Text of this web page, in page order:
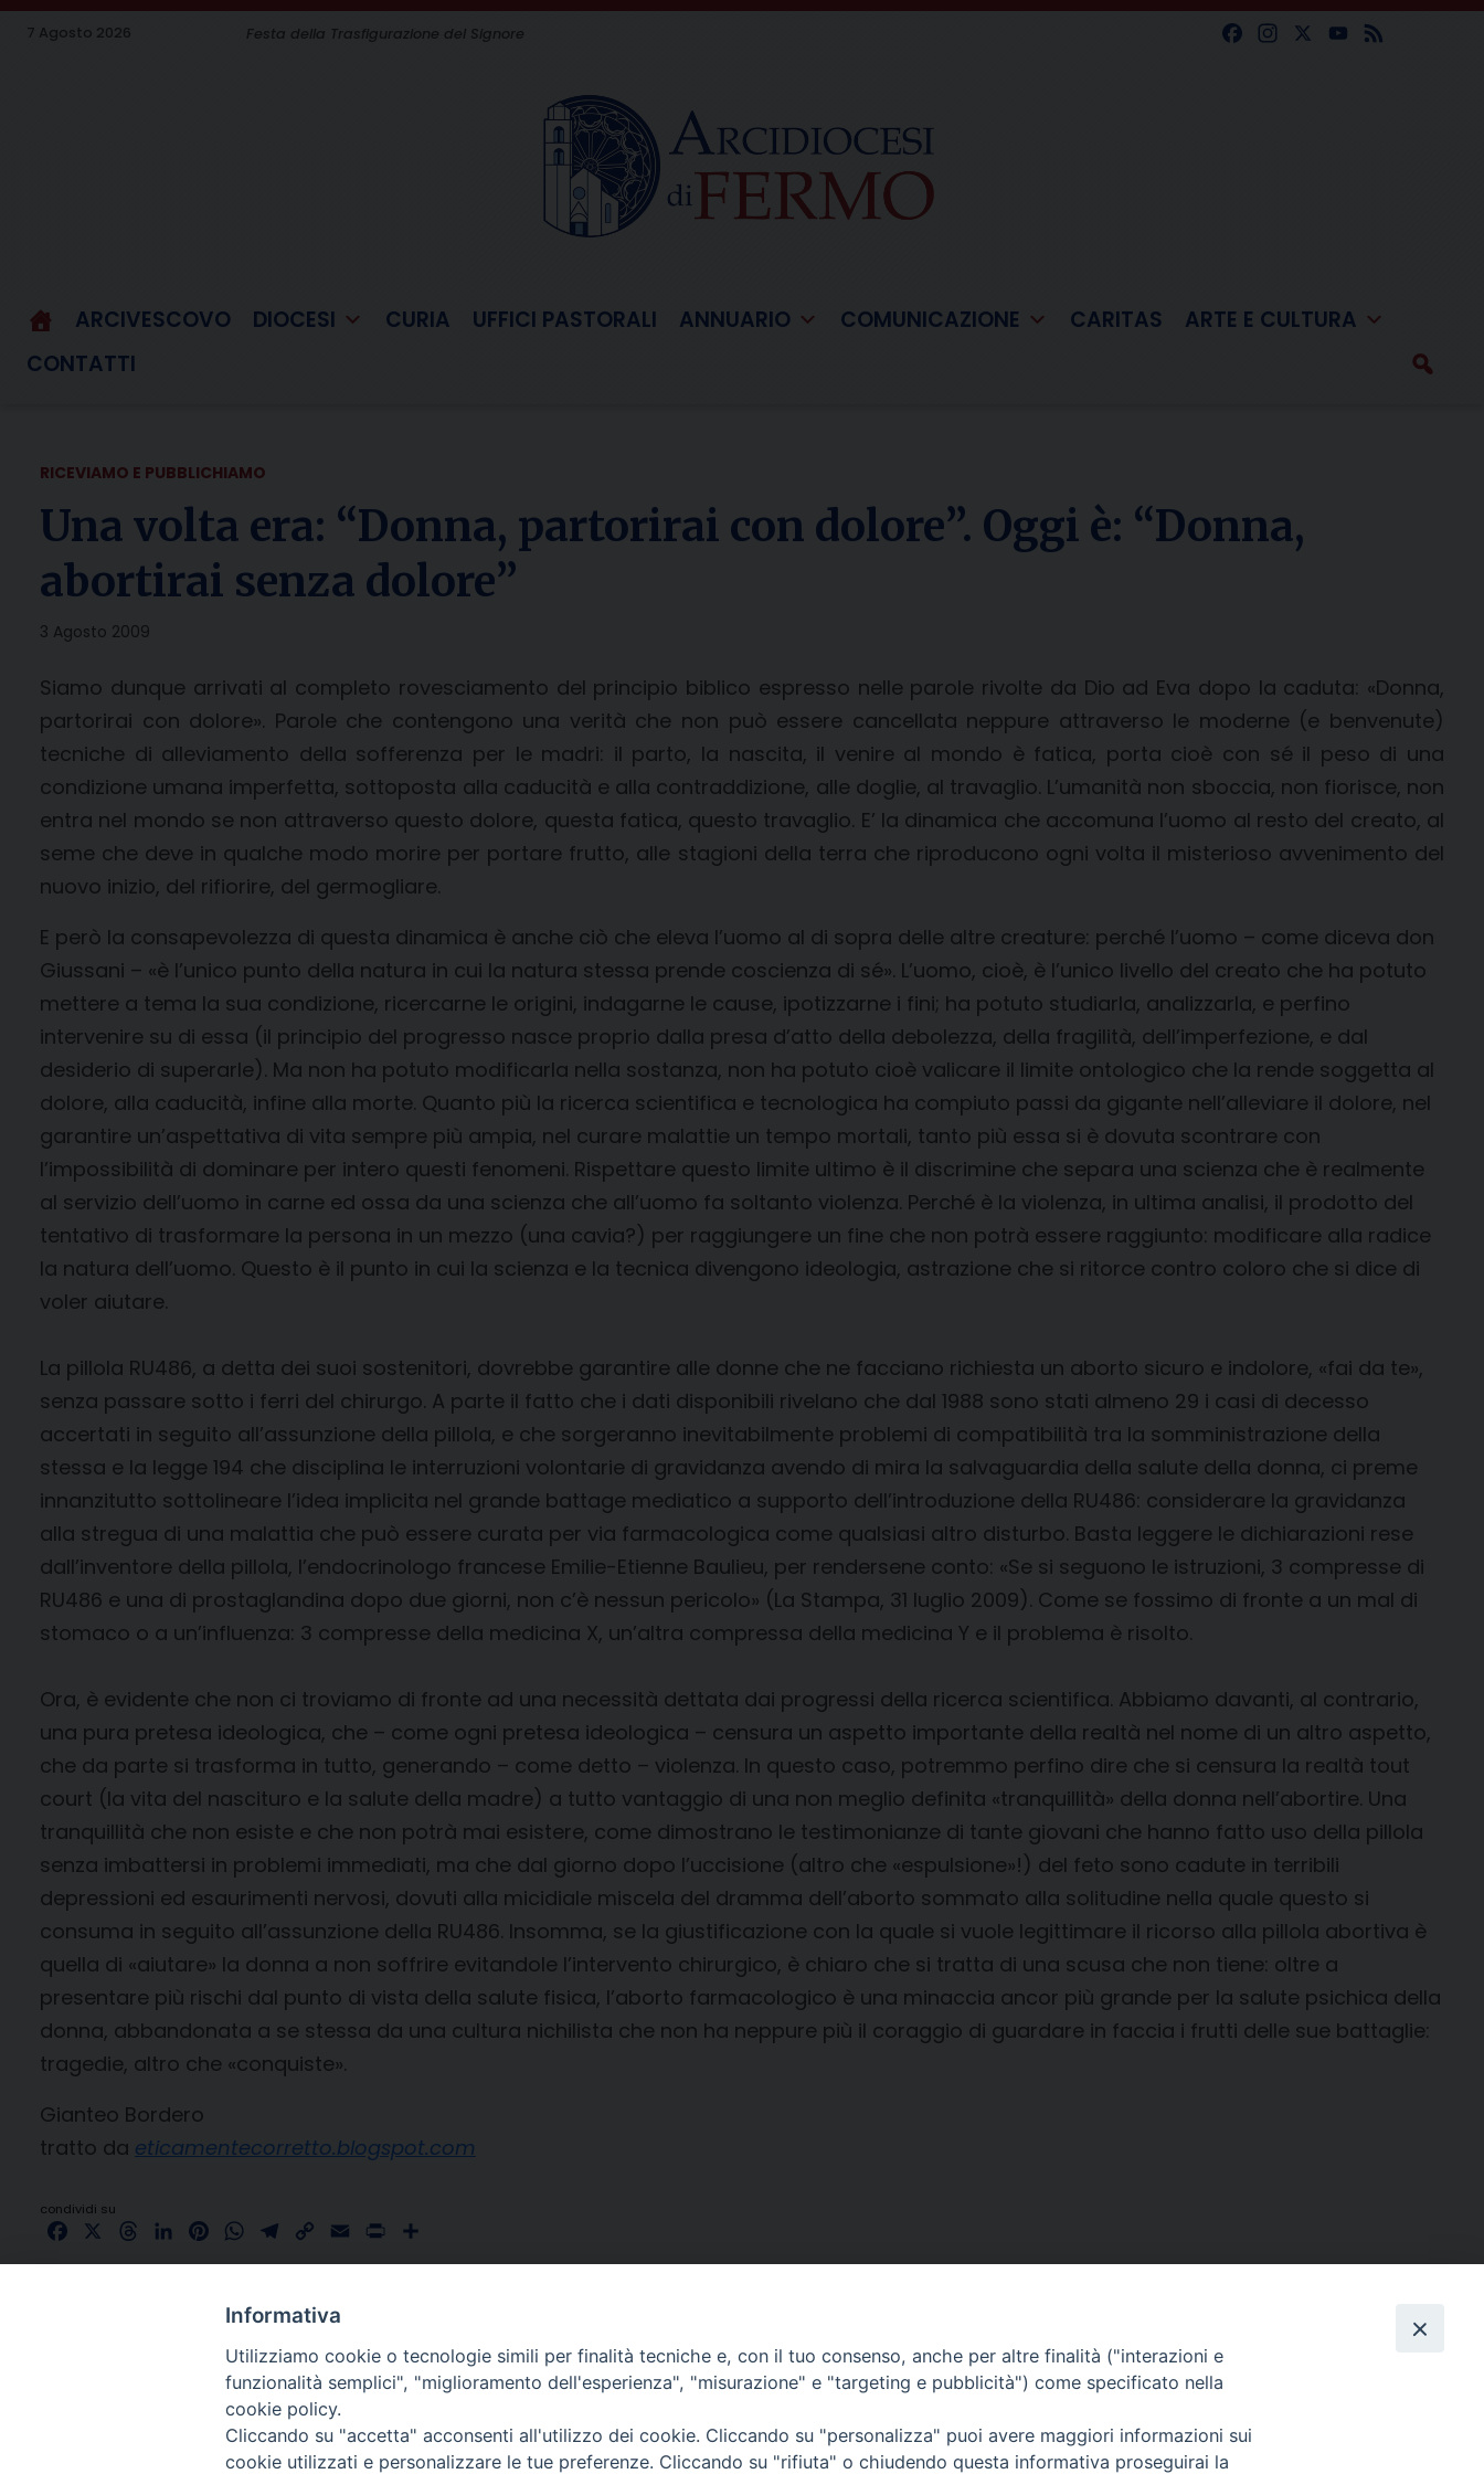
Skip
7 Agosto 2026 Festa della Trasfigurazione del Signore Facebook
Instagram
X YouTube
Feed
ARCIVESCOVO DIOCESI CURIA UFFICI PASTORALI ANNUARIO COMUNICAZIONE CARITAS
ARTE E CULTURA
CONTATTI
RICEVIAMO E PUBBLICHIAMO
Una volta era: “Donna, partorirai con dolore”. Oggi è: “Donna,
abortirai senza dolore”
3 Agosto 2009
Siamo dunque arrivati al completo rovesciamento del principio biblico espresso nelle parole rivolte da Dio ad Eva dopo la caduta: «Donna,
partorirai con dolore». Parole che contengono una verità che non può essere cancellata neppure attraverso le moderne (e benvenute)
tecniche di alleviamento della sofferenza per le madri: il parto, la nascita, il venire al mondo è fatica, porta cioè con sé il peso di una
condizione umana imperfetta, sottoposta alla caducità e alla contraddizione, alle doglie, al travaglio. L’umanità non sboccia, non fiorisce, non
entra nel mondo se non attraverso questo dolore, questa fatica, questo travaglio. E’ la dinamica che accomuna l’uomo al resto del creato, al
seme che deve in qualche modo morire per portare frutto, alle stagioni della terra che riproducono ogni volta il misterioso avvenimento del
nuovo inizio, del rifiorire, del germogliare.
E però la consapevolezza di questa dinamica è anche ciò che eleva l’uomo al di sopra delle altre creature: perché l’uomo – come diceva don
Giussani – «è l’unico punto della natura in cui la natura stessa prende coscienza di sé». L’uomo, cioè, è l’unico livello del creato che ha potuto
mettere a tema la sua condizione, ricercarne le origini, indagarne le cause, ipotizzarne i fini; ha potuto studiarla, analizzarla, e perfino
intervenire su di essa (il principio del progresso nasce proprio dalla presa d’atto della debolezza, della fragilità, dell’imperfezione, e dal
desiderio di superarle). Ma non ha potuto modificarla nella sostanza, non ha potuto cioè valicare il limite ontologico che la rende soggetta al
dolore, alla caducità, infine alla morte. Quanto più la ricerca scientifica e tecnologica ha compiuto passi da gigante nell’alleviare il dolore, nel
garantire un’aspettativa di vita sempre più ampia, nel curare malattie un tempo mortali, tanto più essa si è dovuta scontrare con
l’impossibilità di dominare per intero questi fenomeni. Rispettare questo limite ultimo è il discrimine che separa una scienza che è realmente
al servizio dell’uomo in carne ed ossa da una scienza che all’uomo fa soltanto violenza. Perché è la violenza, in ultima analisi, il prodotto del
tentativo di trasformare la persona in un mezzo (una cavia?) per raggiungere un fine che non potrà essere raggiunto: modificare alla radice
la natura dell’uomo. Questo è il punto in cui la scienza e la tecnica divengono ideologia, astrazione che si ritorce contro coloro che si dice di
voler aiutare.
La pillola RU486, a detta dei suoi sostenitori, dovrebbe garantire alle donne che ne facciano richiesta un aborto sicuro e indolore, «fai da te»,
senza passare sotto i ferri del chirurgo. A parte il fatto che i dati disponibili rivelano che dal 1988 sono stati almeno 29 i casi di decesso
accertati in seguito all’assunzione della pillola, e che sorgeranno inevitabilmente problemi di compatibilità tra la somministrazione della
stessa e la legge 194 che disciplina le interruzioni volontarie di gravidanza avendo di mira la salvaguardia della salute della donna, ci preme
innanzitutto sottolineare l’idea implicita nel grande battage mediatico a supporto dell’introduzione della RU486: considerare la gravidanza
alla stregua di una malattia che può essere curata per via farmacologica come qualsiasi altro disturbo. Basta leggere le dichiarazioni rese
dall’inventore della pillola, l’endocrinologo francese Emilie-Etienne Baulieu, per rendersene conto: «Se si seguono le istruzioni, 3 compresse di
RU486 e una di prostaglandina dopo due giorni, non c’è nessun pericolo» (La Stampa, 31 luglio 2009). Come se fossimo di fronte a un mal di
stomaco o a un’influenza: 3 compresse della medicina X, un’altra compressa della medicina Y e il problema è risolto.
Ora, è evidente che non ci troviamo di fronte ad una necessità dettata dai progressi della ricerca scientifica. Abbiamo davanti, al contrario,
una pura pretesa ideologica, che – come ogni pretesa ideologica – censura un aspetto importante della realtà nel nome di un altro aspetto,
che da parte si trasforma in tutto, generando – come detto – violenza. In questo caso, potremmo perfino dire che si censura la realtà tout
court (la vita del nascituro e la salute della madre) a tutto vantaggio di una non meglio definita «tranquillità» della donna nell’abortire. Una
tranquillità che non esiste e che non potrà mai esistere, come dimostrano le testimonianze di tante giovani che hanno fatto uso della pillola
senza imbattersi in problemi immediati, ma che dal giorno dopo l’uccisione (altro che «espulsione»!) del feto sono cadute in terribili
depressioni ed esaurimenti nervosi, dovuti alla micidiale miscela del dramma dell’aborto sommato alla solitudine nella quale questo si
consuma in seguito all’assunzione della RU486. Insomma, se la giustificazione con la quale si vuole legittimare il ricorso alla pillola abortiva è
quella di «aiutare» la donna a non soffrire evitandole l’intervento chirurgico, è chiaro che si tratta di una scusa che non tiene: oltre a
presentare più rischi dal punto di vista della salute fisica, l’aborto farmacologico è una minaccia ancor più grande per la salute psichica della
donna, abbandonata a se stessa da una cultura nichilista che non ha neppure più il coraggio di guardare in faccia i frutti delle sue battaglie:
tragedie, altro che «conquiste».
Gianteo Bordero
tratto da eticamentecorretto.blogspot.com
condividi su
FacebookThreadsLinkedInPinterestWhatsApp
Telegram
Copy Email Print
CONTATTI
SEGUICI SU
Informativa
Utilizziamo cookie o tecnologie simili per finalità tecniche e, con il tuo consenso, anche per altre finalità ("interazioni e
funzionalità semplici", "miglioramento dell'esperienza", "misurazione" e "targeting e pubblicità") come specificato nella
cookie policy.
Cliccando su "accetta" acconsenti all'utilizzo dei cookie. Cliccando su "personalizza" puoi avere maggiori informazioni sui
cookie utilizzati e personalizzare le tue preferenze. Cliccando su "rifiuta" o chiudendo questa informativa proseguirai la